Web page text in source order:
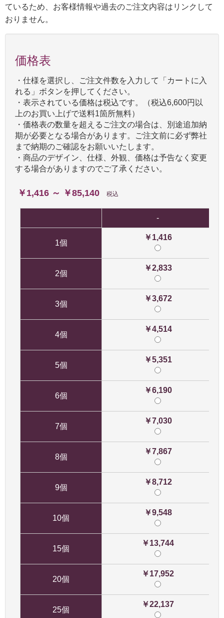
ているため、お客様情報や過去のご注文内容はリンクして
おりません。
価格表
・仕様を選択し、ご注文件数を入力して「カートに入
れる」ボタンを押してください。
・表示されている価格は税込です。（税込6,600円以
上のお買い上げで送料1箇所無料）
・価格表の数量を超えるご注文の場合は、別途追加納
期が必要となる場合があります。ご注文前に必ず弊社
まで納期のご確認をお願いいたします。
・商品のデザイン、仕様、外観、価格は予告なく変更
する場合がありますのでご了承ください。
￥1,416 ～ ￥85,140 税込
-
1個
￥1,416
2個
￥2,833
3個
￥3,672
4個
￥4,514
5個
￥5,351
6個
￥6,190
7個
￥7,030
8個
￥7,867
9個
￥8,712
10個
￥9,548
15個
￥13,744
20個
￥17,952
25個
￥22,137